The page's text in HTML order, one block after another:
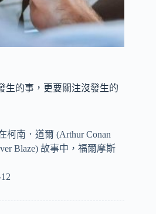
生的事，更要關注沒發生的
柯南．道爾 (Arthur Conan
Blaze) 故事中，福爾摩斯